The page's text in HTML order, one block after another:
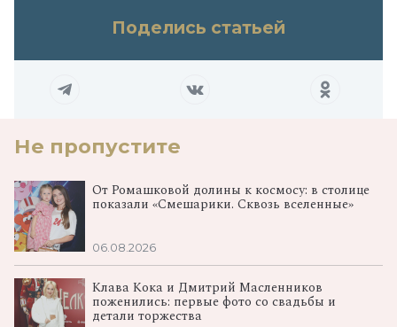
Поделись статьей
Не пропустите
От Ромашковой долины к космосу: в столице
показали «Смешарики. Сквозь вселенные»
06.08.2026
Клава Кока и Дмитрий Масленников
поженились: первые фото со свадьбы и
детали торжества